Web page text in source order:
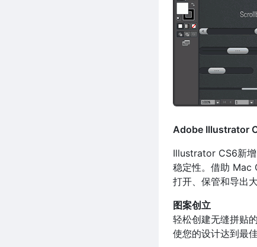
Adobe Illustrator
Illustrator CS6新增
稳定性。借助 Mac
打开、保管和导出
图案创立
轻松创建无缝拼贴
使您的设计达到最